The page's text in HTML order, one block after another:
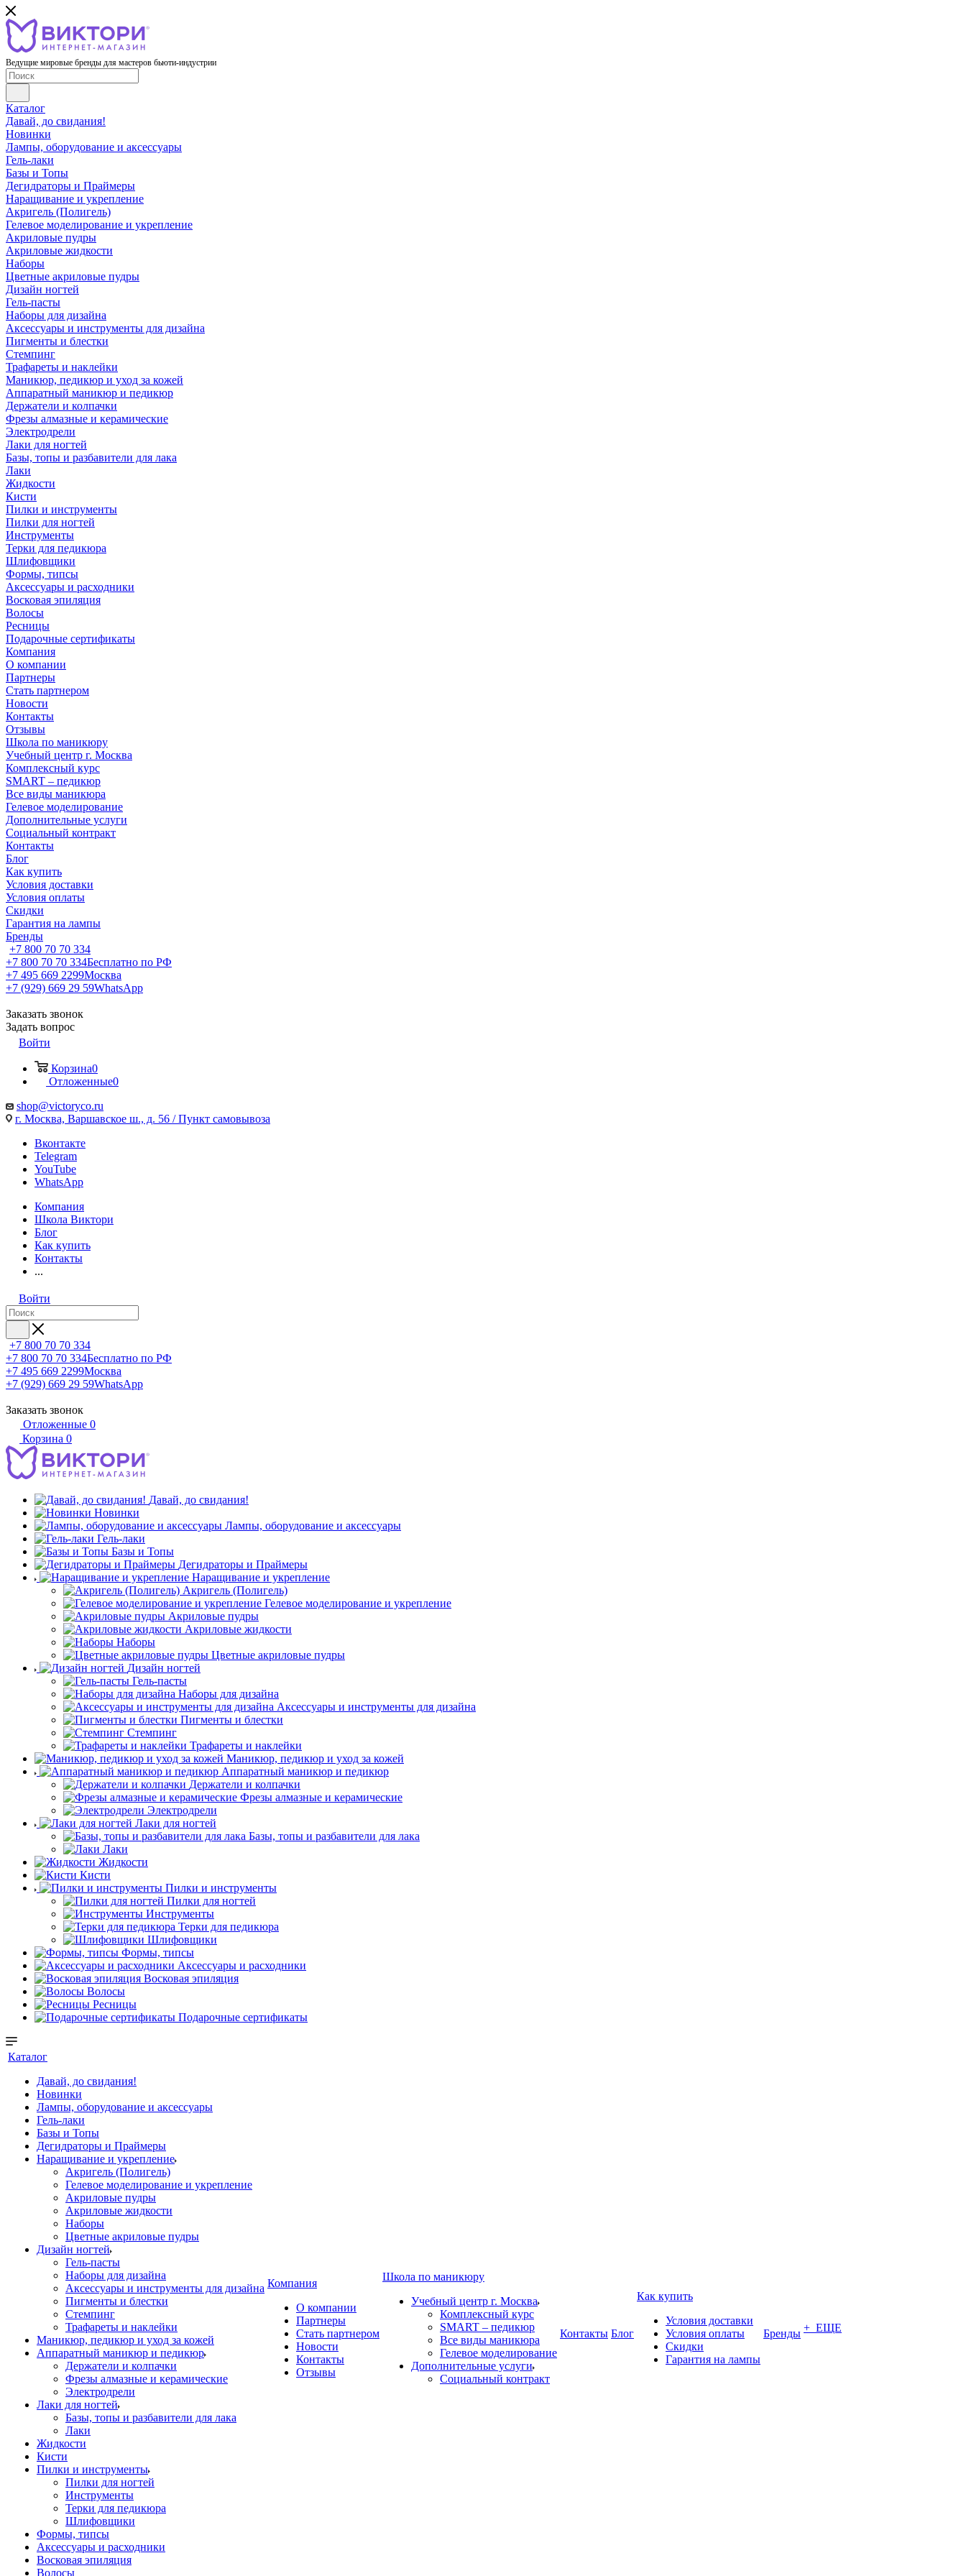
Ведущие мировые бренды для мастеров бьюти-индустрии
Каталог
Давай, до свидания!
Новинки
Лампы, оборудование и аксессуары
Гель-лаки
Базы и Топы
Дегидраторы и Праймеры
Наращивание и укрепление
Акригель (Полигель)
Гелевое моделирование и укрепление
Акриловые пудры
Акриловые жидкости
Наборы
Цветные акриловые пудры
Дизайн ногтей
Гель-пасты
Наборы для дизайна
Аксессуары и инструменты для дизайна
Пигменты и блестки
Стемпинг
Трафареты и наклейки
Маникюр, педикюр и уход за кожей
Аппаратный маникюр и педикюр
Держатели и колпачки
Фрезы алмазные и керамические
Электродрели
Лаки для ногтей
Базы, топы и разбавители для лака
Лаки
Жидкости
Кисти
Пилки и инструменты
Пилки для ногтей
Инструменты
Терки для педикюра
Шлифовщики
Формы, типсы
Аксессуары и расходники
Восковая эпиляция
Волосы
Ресницы
Подарочные сертификаты
Компания
О компании
Партнеры
Стать партнером
Новости
Контакты
Отзывы
Школа по маникюру
Учебный центр г. Москва
Комплексный курс
SMART – педикюр
Все виды маникюра
Гелевое моделирование
Дополнительные услуги
Социальный контракт
Контакты
Блог
Как купить
Условия доставки
Условия оплаты
Скидки
Гарантия на лампы
Бренды
+7 800 70 70 334
+7 800 70 70 334Бесплатно по РФ
+7 495 669 2299Москва
+7 (929) 669 29 59WhatsApp
Заказать звонок
Задать вопрос
Войти
Корзина0
Отложенные0
shop@victoryco.ru
г. Москва, Варшавское ш., д. 56 / Пункт самовывоза
Вконтакте
Telegram
YouTube
WhatsApp
Компания
Школа Виктори
Блог
Как купить
Контакты
...
Войти
+7 800 70 70 334
+7 800 70 70 334Бесплатно по РФ
+7 495 669 2299Москва
+7 (929) 669 29 59WhatsApp
Заказать звонок
Отложенные 0
Корзина 0
Давай, до свидания!
Новинки
Лампы, оборудование и аксессуары
Гель-лаки
Базы и Топы
Дегидраторы и Праймеры
Наращивание и укрепление
Акригель (Полигель)
Гелевое моделирование и укрепление
Акриловые пудры
Акриловые жидкости
Наборы
Цветные акриловые пудры
Дизайн ногтей
Гель-пасты
Наборы для дизайна
Аксессуары и инструменты для дизайна
Пигменты и блестки
Стемпинг
Трафареты и наклейки
Маникюр, педикюр и уход за кожей
Аппаратный маникюр и педикюр
Держатели и колпачки
Фрезы алмазные и керамические
Электродрели
Лаки для ногтей
Базы, топы и разбавители для лака
Лаки
Жидкости
Кисти
Пилки и инструменты
Пилки для ногтей
Инструменты
Терки для педикюра
Шлифовщики
Формы, типсы
Аксессуары и расходники
Восковая эпиляция
Волосы
Ресницы
Подарочные сертификаты
Каталог
Давай, до свидания!
Новинки
Лампы, оборудование и аксессуары
Гель-лаки
Базы и Топы
Дегидраторы и Праймеры
Наращивание и укрепление
Акригель (Полигель)
Гелевое моделирование и укрепление
Акриловые пудры
Акриловые жидкости
Наборы
Цветные акриловые пудры
Дизайн ногтей
Гель-пасты
Наборы для дизайна
Аксессуары и инструменты для дизайна
Пигменты и блестки
Стемпинг
Трафареты и наклейки
Маникюр, педикюр и уход за кожей
Аппаратный маникюр и педикюр
Держатели и колпачки
Фрезы алмазные и керамические
Электродрели
Лаки для ногтей
Базы, топы и разбавители для лака
Лаки
Жидкости
Кисти
Пилки и инструменты
Пилки для ногтей
Инструменты
Терки для педикюра
Шлифовщики
Формы, типсы
Аксессуары и расходники
Восковая эпиляция
Волосы
Компания
О компании
Партнеры
Стать партнером
Новости
Контакты
Отзывы
Школа по маникюру
Учебный центр г. Москва
Комплексный курс
SMART – педикюр
Все виды маникюра
Гелевое моделирование
Дополнительные услуги
Социальный контракт
Контакты Блог
Как купить
Условия доставки
Условия оплаты
Скидки
Гарантия на лампы
Бренды + ЕЩЕ